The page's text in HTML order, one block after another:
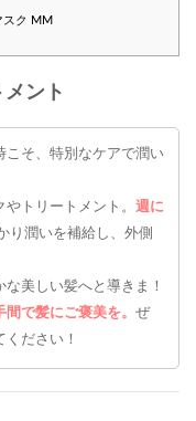
スク MM
ント
こそ、特別なケアで潤い
トリートメント。 週に
り潤いを補給し、外側
美しい髪へと導きま！
間で髪にご褒美を。 ぜ
ださい！